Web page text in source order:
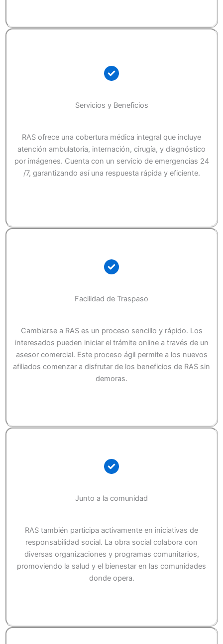
Servicios y Beneficios
RAS ofrece una cobertura médica integral que incluye
atención ambulatoria, internación, cirugía, y diagnóstico
por imágenes. Cuenta con un servicio de emergencias 24
/7, garantizando así una respuesta rápida y eficiente.
Facilidad de Traspaso
Cambiarse a RAS es un proceso sencillo y rápido. Los
interesados pueden iniciar el trámite online a través de un
asesor comercial. Este proceso ágil permite a los nuevos
afiliados comenzar a disfrutar de los beneficios de RAS sin
demoras.
Junto a la comunidad
RAS también participa activamente en iniciativas de
responsabilidad social. La obra social colabora con
diversas organizaciones y programas comunitarios,
promoviendo la salud y el bienestar en las comunidades
donde opera.